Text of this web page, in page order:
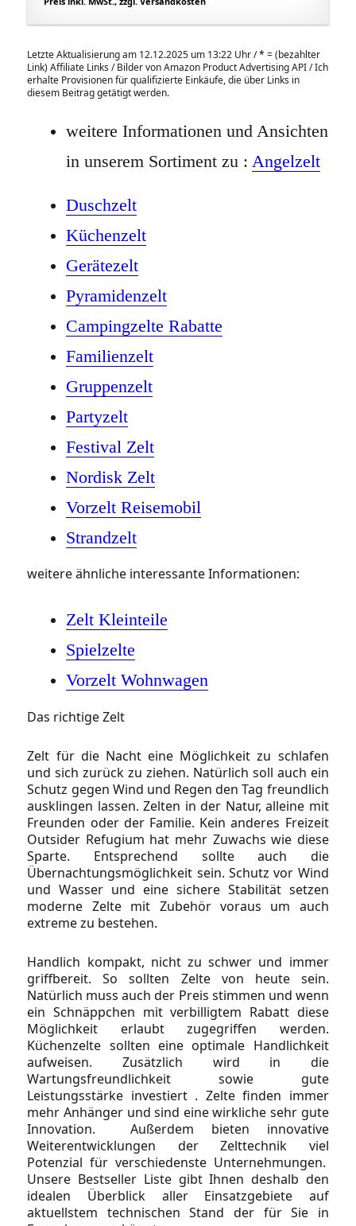
Letzte Aktualisierung am 12.12.2025 um 13:22 Uhr /* = (bezahlter
Link) Affiliate Links / Bilder von Amazon Product Advertising API / Ich
erhalte Provisionen für qualifizierte Einkäufe, die über Links in
diesem Beitrag getätigt werden.
weitere Informationen und Ansichten
in unserem Sortiment zu : Angelzelt
Duschzelt
Küchenzelt
Gerätezelt
Pyramidenzelt
Campingzelte Rabatte
Familienzelt
Gruppenzelt
Partyzelt
Festival Zelt
Nordisk Zelt
Vorzelt Reisemobil
Strandzelt
weitere ähnliche interessante Informationen:
Zelt Kleinteile
Spielzelte
Vorzelt Wohnwagen
Das richtige Zelt
Zelt für die Nacht eine Möglichkeit zu schlafen
und sich zurück zu ziehen. Natürlich soll auch ein
Schutz gegen Wind und Regen den Tag freundlich
ausklingen lassen. Zelten in der Natur, alleine mit
Freunden oder der Familie. Kein anderes Freizeit
Outsider Refugium hat mehr Zuwachs wie diese
Sparte. Entsprechend sollte auch die
Übernachtungsmöglichkeit sein. Schutz vor Wind
und Wasser und eine sichere Stabilität setzen
moderne Zelte mit Zubehör voraus um auch
extreme zu bestehen.
Handlich kompakt, nicht zu schwer und immer
griffbereit. So sollten Zelte von heute sein.
Natürlich muss auch der Preis stimmen und wenn
ein Schnäppchen mit verbilligtem Rabatt diese
Möglichkeit erlaubt zugegriffen werden.
Küchenzelte sollten eine optimale Handlichkeit
aufweisen. Zusätzlich wird in die
Wartungsfreundlichkeit sowie gute
Leistungsstärke investiert . Zelte finden immer
mehr Anhänger und sind eine wirkliche sehr gute
Innovation. Außerdem bieten innovative
Weiterentwicklungen der Zelttechnik viel
Potenzial für verschiedenste Unternehmungen.
Unsere Bestseller Liste gibt Ihnen deshalb den
idealen Überblick aller Einsatzgebiete auf
aktuellstem technischen Stand der für Sie in